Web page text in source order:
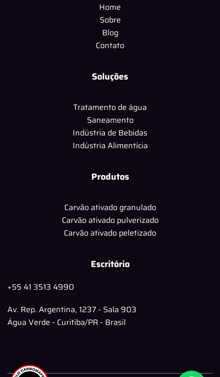
Home
Sobre
Blog
Contato
Soluções
Tratamento de água
Saneamento
Indústria de Bebidas
Indústria Alimentícia
Produtos
Carvão ativado granulado
Carvão ativado pulverizado
Carvão ativado peletizado
Escritório
+55 41 3513 4990
Av. Rep. Argentina, 1237 - Sala 903
Água Verde - Curitiba/PR - Brasil